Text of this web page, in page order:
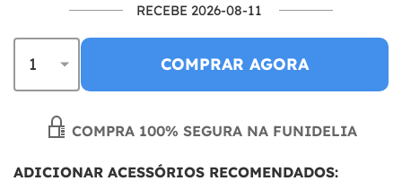
RECEBE 2026-08-11
COMPRAR AGORA
COMPRA 100% SEGURA NA FUNIDELIA
ADICIONAR ACESSÓRIOS RECOMENDADOS: